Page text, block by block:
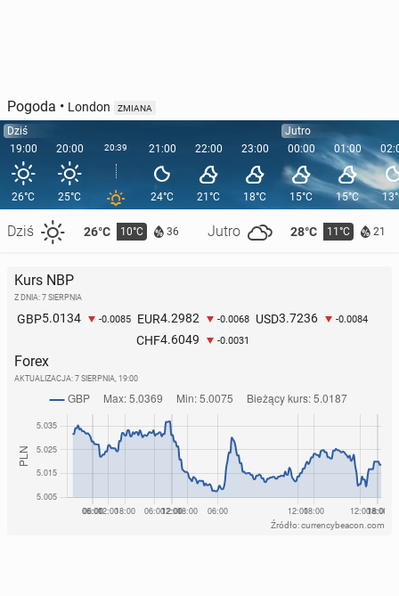
Pogoda • London ZMIANA
Dziś
19:00
26°C
Dziś 26°C 10°C 36 Jutro 28°C 11°C 21
20:00
25°C
20:39 21:00
24°C
22:00
21°C
23:00
18°C
Jutro
00:00
15°C
01:00
15°C
Kurs NBP
Z DNIA: 7 SIERPNIA
GBP5.0134 -0.0085 EUR4.2982 -0.0068 USD3.7236 -0.0084
CHF4.6049 -0.0031
Forex
AKTUALIZACJA: 7 SIERPNIA, 19:00
Źródło: currencybeacon.com